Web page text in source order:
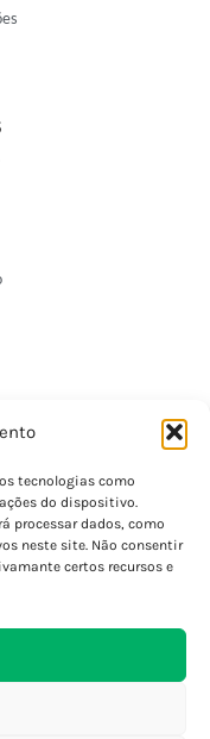
tecnologias como
do dispositivo.
processar dados, como
neste site. Não consentir
certos recursos e